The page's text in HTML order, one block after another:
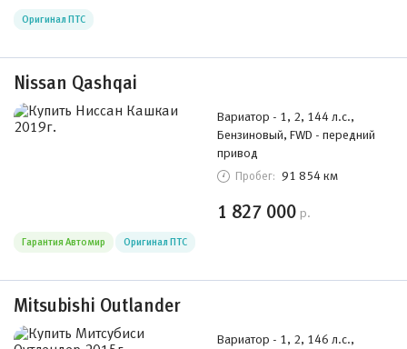
Оригинал ПТС
Nissan Qashqai
Вариатор - 1, 2, 144 л.с.,
Бензиновый, FWD - передний
привод
Пробег: 91 854 км
1 827 000 р.
Гарантия Автомир Оригинал ПТС
Mitsubishi Outlander
Вариатор - 1, 2, 146 л.с.,